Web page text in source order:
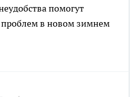
помогут
проблем в новом зимнем